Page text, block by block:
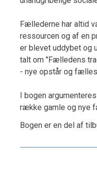
Fællederne har altid
ressourcen og af en
er blevet uddybet og
talt om "Fælledens
- nye opstår og
I bogen
række gamle og nye
Bogen er en del af